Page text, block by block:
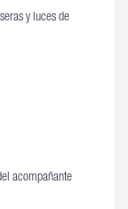
y luces de
acompañante